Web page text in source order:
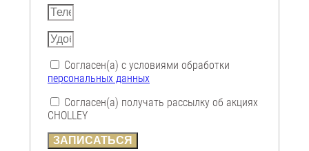
Согласен(а) с условиями обработки
персональных данных
Согласен(а) получать рассылку об акциях
CHOLLEY
ЗАПИСАТЬСЯ